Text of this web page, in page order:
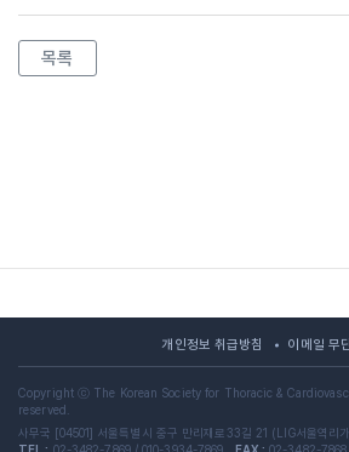
목록
개인정보 취급방침 이메일 무
Copyright ⓒ The Korean Society for Thoracic &
reserved.
사무국 [04501] 서울특별시 중구 만리재로33길 21 (LIG서울역리